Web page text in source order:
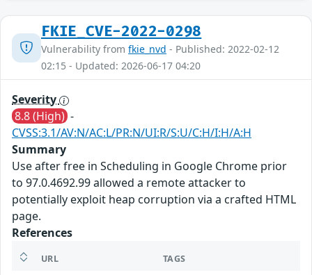
FKIE_CVE-2022-0298
Vulnerability from fkie_nvd - Published: 2022-02-12
02:15 - Updated: 2026-06-17 04:20
Severity
8.8 (High) -
CVSS:3.1/AV:N/AC:L/PR:N/UI:R/S:U/C:H/I:H/A:H
Summary
Use after free in Scheduling in Google Chrome prior
to 97.0.4692.99 allowed a remote attacker to
potentially exploit heap corruption via a crafted HTML
page.
References
URL TAGS